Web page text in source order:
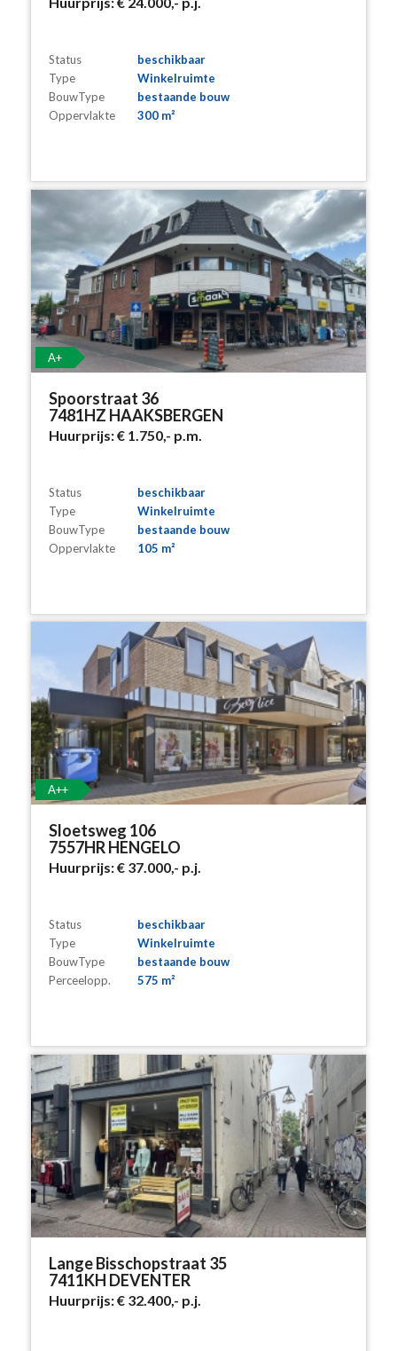
Status
beschikbaar
Type
Winkelruimte
BouwType
bestaande bouw
Oppervlakte
300 m²
A+
Spoorstraat 36
7481HZ HAAKSBERGEN
Huurprijs:€ 1.750,- p.m.
Status
beschikbaar
Type
Winkelruimte
BouwType
bestaande bouw
Oppervlakte
105 m²
A++
Sloetsweg 106
7557HR HENGELO
Huurprijs:€ 37.000,- p.j.
Status
beschikbaar
Type
Winkelruimte
BouwType
bestaande bouw
Perceelopp.
575 m²
Lange Bisschopstraat 35
7411KH DEVENTER
Huurprijs:€ 32.400,- p.j.